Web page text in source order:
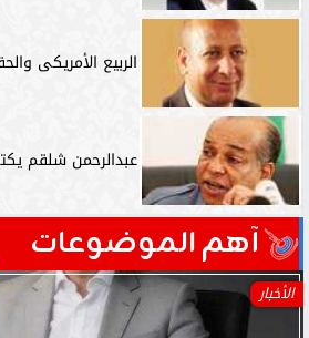
الربيع الأمريكى
عبدالرحمن شلقم
آهم الموضوعات
الأخبار